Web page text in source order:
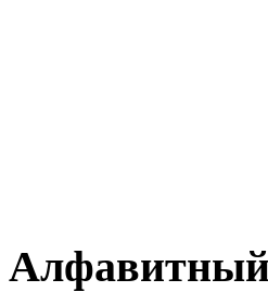
Алфавитный